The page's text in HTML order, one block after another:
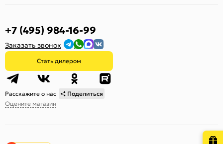
+7 (495) 984-16-99
Заказать звонок
Стать дилером
Расскажите о нас
Поделиться
Оцените магазин